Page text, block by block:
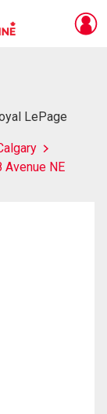
LePage
Avenue NE